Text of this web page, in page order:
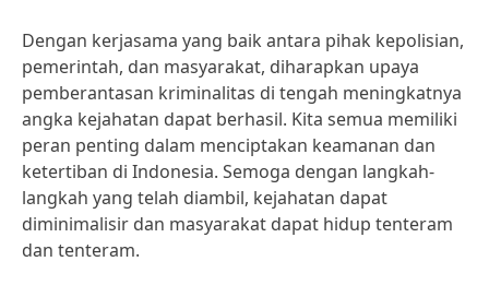
Dengan kerjasama yang baik antara pihak kepolisian,
pemerintah, dan masyarakat, diharapkan upaya
pemberantasan kriminalitas di tengah meningkatnya
angka kejahatan dapat berhasil. Kita semua memiliki
peran penting dalam menciptakan keamanan dan
ketertiban di Indonesia. Semoga dengan langkah-
langkah yang telah diambil, kejahatan dapat
diminimalisir dan masyarakat dapat hidup tenteram
dan tenteram.